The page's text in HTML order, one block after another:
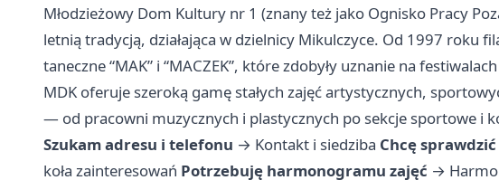
Młodzieżowy Dom Kultury nr 1 (znany też jako Ognisko Pracy
letnią tradycją, działająca w dzielnicy Mikulczyce. Od 1997 roku
taneczne “MAK” i “MACZEK”, które zdobyły uznanie na
MDK oferuje szeroką gamę stałych zajęć artystycznych,
— od pracowni muzycznych i plastycznych po sekcje sportowe i
Szukam adresu i telefonu → Kontakt i siedziba Chcę
koła zainteresowań Potrzebuję harmonogramu zajęć →